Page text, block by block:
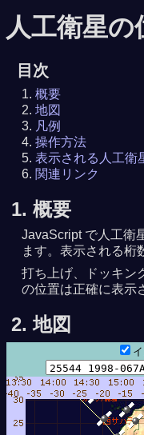
人工衛星の
目次
概要
地図
凡例
操作方法
表示される人工衛
関連リンク
1. 概要
JavaScript で人工衛
ます。表示される桁
打ち上げ、ドッキン
の位置は正確に表示
2. 地図
8月 9日 0時40分25秒
21秒